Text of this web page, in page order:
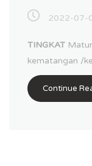
2022-07-
TINGKAT
kematangan /
Continue